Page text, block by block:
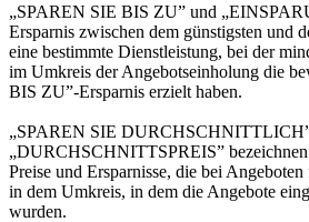
„SPAREN SIE BIS ZU” und
Ersparnis zwischen dem günstigsten und
eine bestimmte Dienstleistung, bei der
im Umkreis der Angebotseinholung die
BIS ZU”-Ersparnis erzielt haben.
„SPAREN SIE
„DURCHSCHNITTSPREIS”
Preise und Ersparnisse, die bei
in dem Umkreis, in dem die Angebote
wurden.